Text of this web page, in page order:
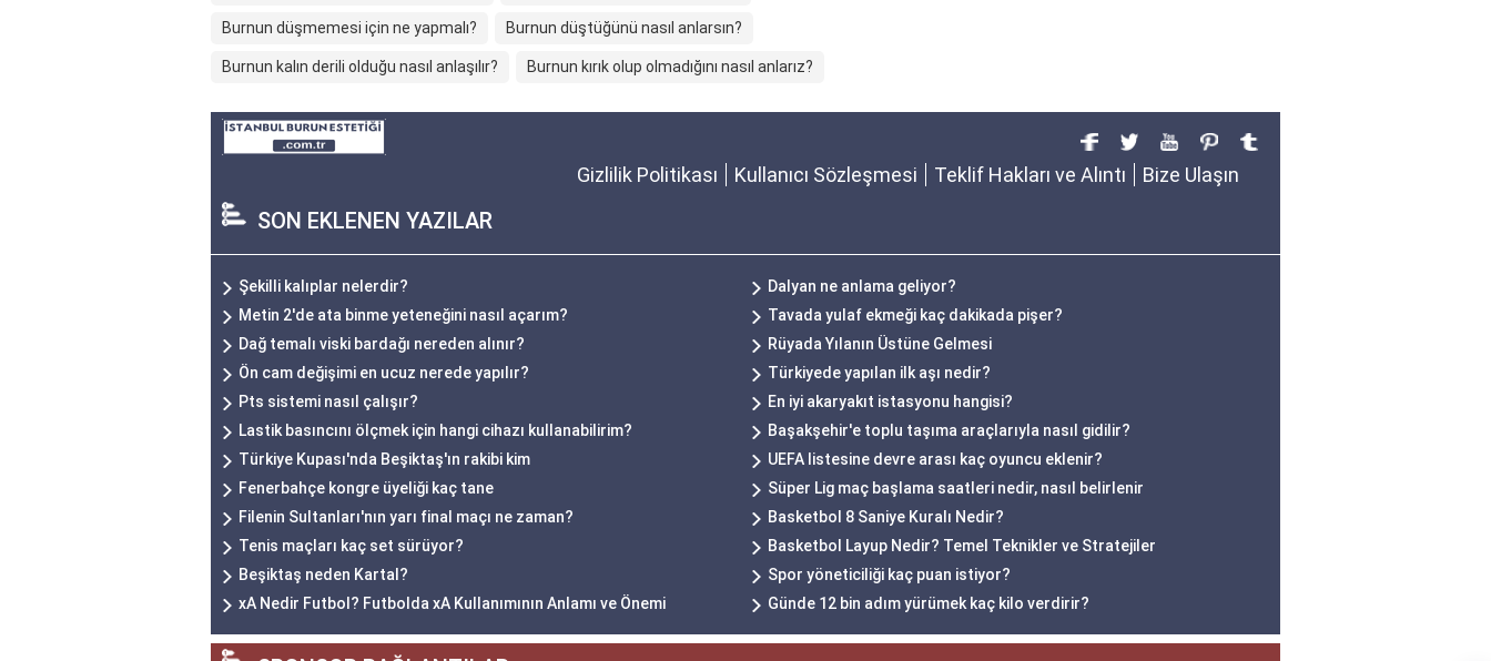
Burnun düşmemesi için ne yapmalı? Burnun düştüğünü nasıl anlarsın?
Burnun kalın derili olduğu nasıl anlaşılır? Burnun kırık olup olmadığını nasıl anlarız?
Gizlilik Politikası Kullanıcı Sözleşmesi Teklif Hakları ve Alıntı Bize Ulaşın
SON EKLENEN YAZILAR
Şekilli kalıplar nelerdir?
Dalyan ne anlama geliyor?
Metin 2'de ata binme yeteneğini nasıl açarım?
Tavada yulaf ekmeği kaç dakikada pişer?
Dağ temalı viski bardağı nereden alınır?
Rüyada Yılanın Üstüne Gelmesi
Ön cam değişimi en ucuz nerede yapılır?
Türkiyede yapılan ilk aşı nedir?
Pts sistemi nasıl çalışır?
En iyi akaryakıt istasyonu hangisi?
Lastik basıncını ölçmek için hangi cihazı kullanabilirim?
Başakşehir'e toplu taşıma araçlarıyla nasıl gidilir?
Türkiye Kupası'nda Beşiktaş'ın rakibi kim
UEFA listesine devre arası kaç oyuncu eklenir?
Fenerbahçe kongre üyeliği kaç tane
Süper Lig maç başlama saatleri nedir, nasıl belirlenir
Filenin Sultanları'nın yarı final maçı ne zaman?
Basketbol 8 Saniye Kuralı Nedir?
Tenis maçları kaç set sürüyor?
Basketbol Layup Nedir? Temel Teknikler ve Stratejiler
Beşiktaş neden Kartal?
Spor yöneticiliği kaç puan istiyor?
xA Nedir Futbol? Futbolda xA Kullanımının Anlamı ve Önemi
Günde 12 bin adım yürümek kaç kilo verdirir?